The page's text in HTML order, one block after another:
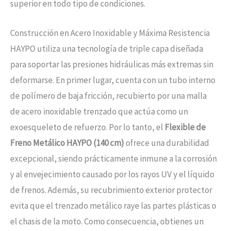
superior en todo tipo de condiciones.
Construcción en Acero Inoxidable y Máxima Resistencia
HAYPO utiliza una tecnología de triple capa diseñada
para soportar las presiones hidráulicas más extremas sin
deformarse. En primer lugar, cuenta con un tubo interno
de polímero de baja fricción, recubierto por una malla
de acero inoxidable trenzado que actúa como un
exoesqueleto de refuerzo. Por lo tanto, el Flexible de
Freno Metálico HAYPO (140 cm)ofrece una durabilidad
excepcional, siendo prácticamente inmune a la corrosión
y al envejecimiento causado por los rayos UV y el líquido
de frenos. Además, su recubrimiento exterior protector
evita que el trenzado metálico raye las partes plásticas o
el chasis de la moto. Como consecuencia, obtienes un